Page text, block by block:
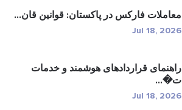
معاملات فارکس در پاکستان: قوانین قان...
Jul 18, 2026
راهنمای قراردادهای هوشمند و خدمات
ت�...
Jul 18, 2026